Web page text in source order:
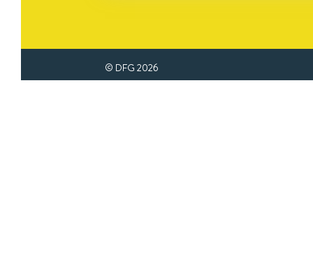
© DFG 2026